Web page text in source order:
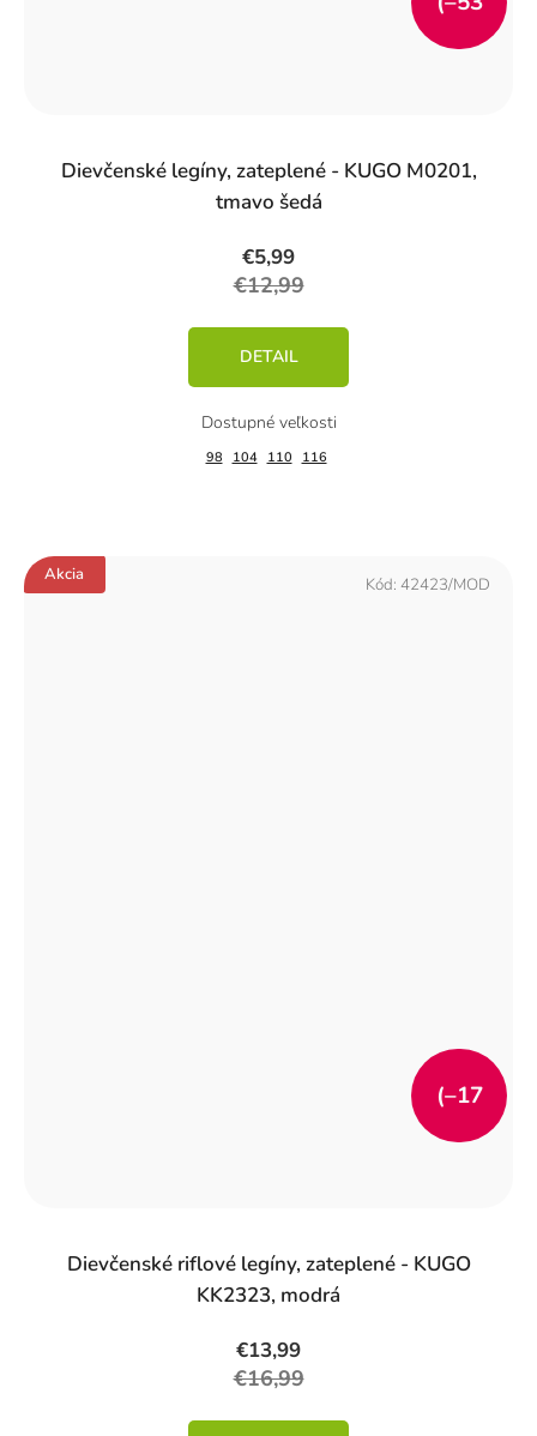
Dievčenské legíny, zateplené - KUGO M0201,
tmavo šedá
€5,99
€12,99
DETAIL
98 104 110 116
Akcia
Dievčenské riflové legíny, zateplené - KUGO
KK2323, modrá
€13,99
€16,99
(–17
Kód: 42423/MOD